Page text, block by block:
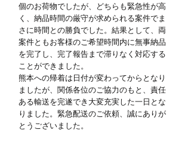
個のお荷物でしたが、どちらも緊急性が高
く、納品時間の厳守が求められる案件でま
さに時間との勝負でした。結果として、両
案件ともお客様のご希望時間内に無事納品
を完了し、完了報告まで滞りなく対応する
ことができました。
熊本への帰着は日付が変わってからとなり
ましたが、関係各位のご協力のもと、責任
ある輸送を完遂でき大変充実した一日とな
りました。緊急配送のご依頼、誠にありが
とうございました。